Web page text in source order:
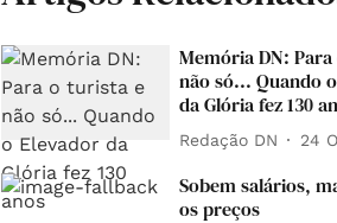
Memória DN:
não só... Quando
da Glória fez 130
Redação DN 24
Sobem salários,
os preços